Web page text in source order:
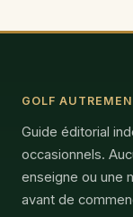
GOLF
Guide éditorial
occasionnels.
enseigne ou une
avant de